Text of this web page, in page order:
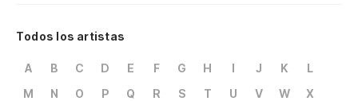
Todos los artistas
A B C D E F G H I J K
L
M
N O P Q R S T U V W
X